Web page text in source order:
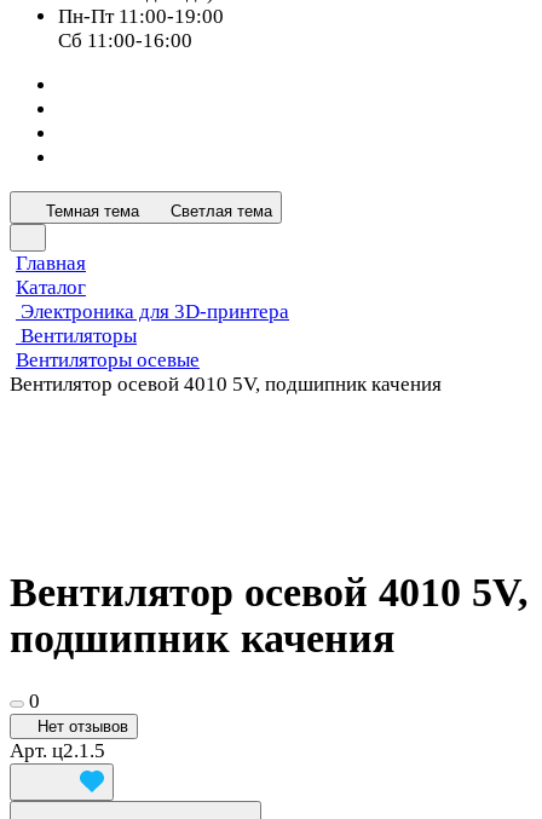
Пн-Пт 11:00-19:00
Сб 11:00-16:00
Темная тема Светлая тема
Главная
Каталог
Электроника для 3D-принтера
Вентиляторы
Вентиляторы осевые
Вентилятор осевой 4010 5V, подшипник качения
Вентилятор осевой 4010 5V,
подшипник качения
0
Нет отзывов
Арт. ц2.1.5